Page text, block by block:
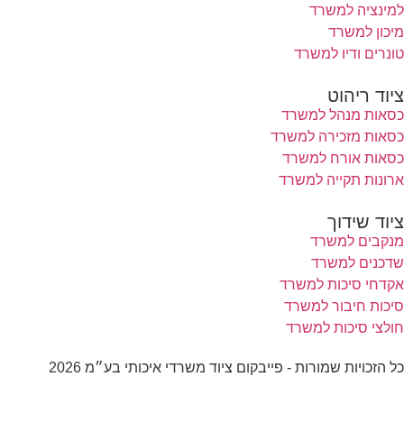
למינציה למשרד
מיכון למשרד
טונרים ודיו למשרד
ציוד ריהוט
כסאות מנהל למשרד
כסאות מזכירה למשרד
כסאות אורח למשרד
ארונות תקייה למשרד
ציוד שידוך
מנקבים למשרד
שדכנים למשרד
אקדחי סיכות למשרד
סיכות חיבור למשרד
חולצי סיכות למשרד
כל הזכויות שמורות - פייבקום ציוד משרדי איכותי בע״מ 2026